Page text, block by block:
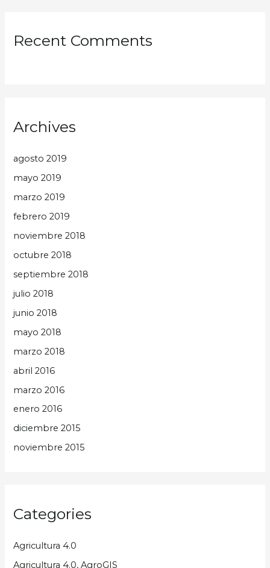
Recent Comments
Archives
agosto 2019
mayo 2019
marzo 2019
febrero 2019
noviembre 2018
octubre 2018
septiembre 2018
julio 2018
junio 2018
mayo 2018
marzo 2018
abril 2016
marzo 2016
enero 2016
diciembre 2015
noviembre 2015
Categories
Agricultura 4.0
Agricultura 4.0, AgroGIS